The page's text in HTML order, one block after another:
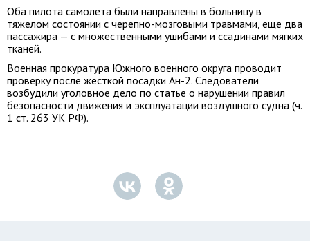
Оба пилота самолета были направлены в больницу в
тяжелом состоянии с черепно-мозговыми травмами, еще два
пассажира — с множественными ушибами и ссадинами мягких
тканей.
Военная прокуратура Южного военного округа проводит
проверку после жесткой посадки Ан-2. Следователи
возбудили уголовное дело по статье о нарушении правил
безопасности движения и эксплуатации воздушного судна (ч.
1 ст. 263 УК РФ).